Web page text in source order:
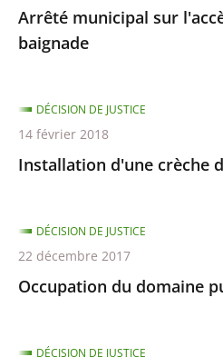
Arrêté municipal sur
baignade
Installation d'une crèche
DÉCISION DE JUSTICE
14 février 2018
Occupation du domaine
DÉCISION DE JUSTICE
22 décembre 2017
DÉCISION DE JUSTICE